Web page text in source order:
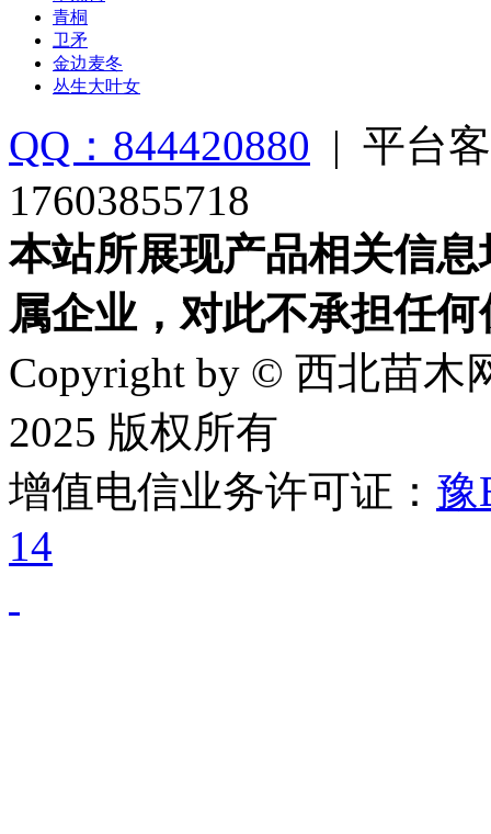
青桐
卫矛
金边麦冬
丛生大叶女
QQ：844420880 | 平台
17603855718
本站所展现产品相关信
属企业，对此不承担任
Copyright by © 西北苗木
2025 版权所有
增值电信业务许可证： 豫
14